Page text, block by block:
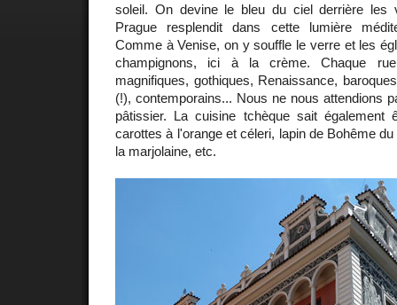
soleil. On devine le bleu du ciel derrière les
Prague resplendit dans cette lumière
Comme à Venise, on y souffle le verre et les
champignons, ici à la crème. Chaque rue
magnifiques, gothiques, Renaissance,
(!), contemporains... Nous ne nous attendions
pâtissier. La cuisine tchèque sait également
carottes à l'orange et céleri, lapin de Bohême
la marjolaine, etc.